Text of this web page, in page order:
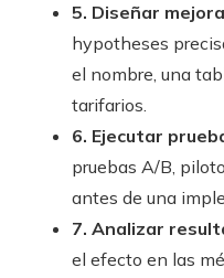
5. Diseñar
hypotheses
el nombre, una
tarifarios.
6. Ejecutar
pruebas A/B,
antes de una
7. Analizar
el efecto en las